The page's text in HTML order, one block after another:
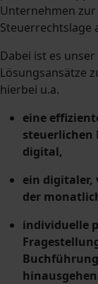
Unternehmen zur
Steuerrechtslage
Dabei ist es
Lösungsansätze
hierbei u.a.
eine
steuerlichen
digital,
ein digitaler,
der
individuelle